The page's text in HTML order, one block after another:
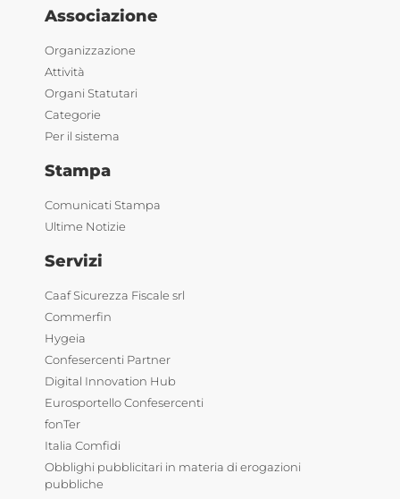
Associazione
Organizzazione
Attività
Organi Statutari
Categorie
Per il sistema
Stampa
Comunicati Stampa
Ultime Notizie
Servizi
Caaf Sicurezza Fiscale srl
Commerfin
Hygeia
Confesercenti Partner
Digital Innovation Hub
Eurosportello Confesercenti
fonTer
Italia Comfidi
Obblighi pubblicitari in materia di erogazioni
pubbliche